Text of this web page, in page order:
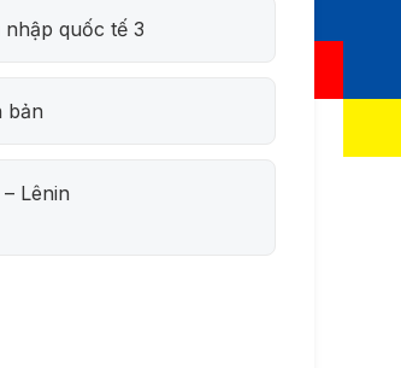
quốc tế 3
bản
Lênin